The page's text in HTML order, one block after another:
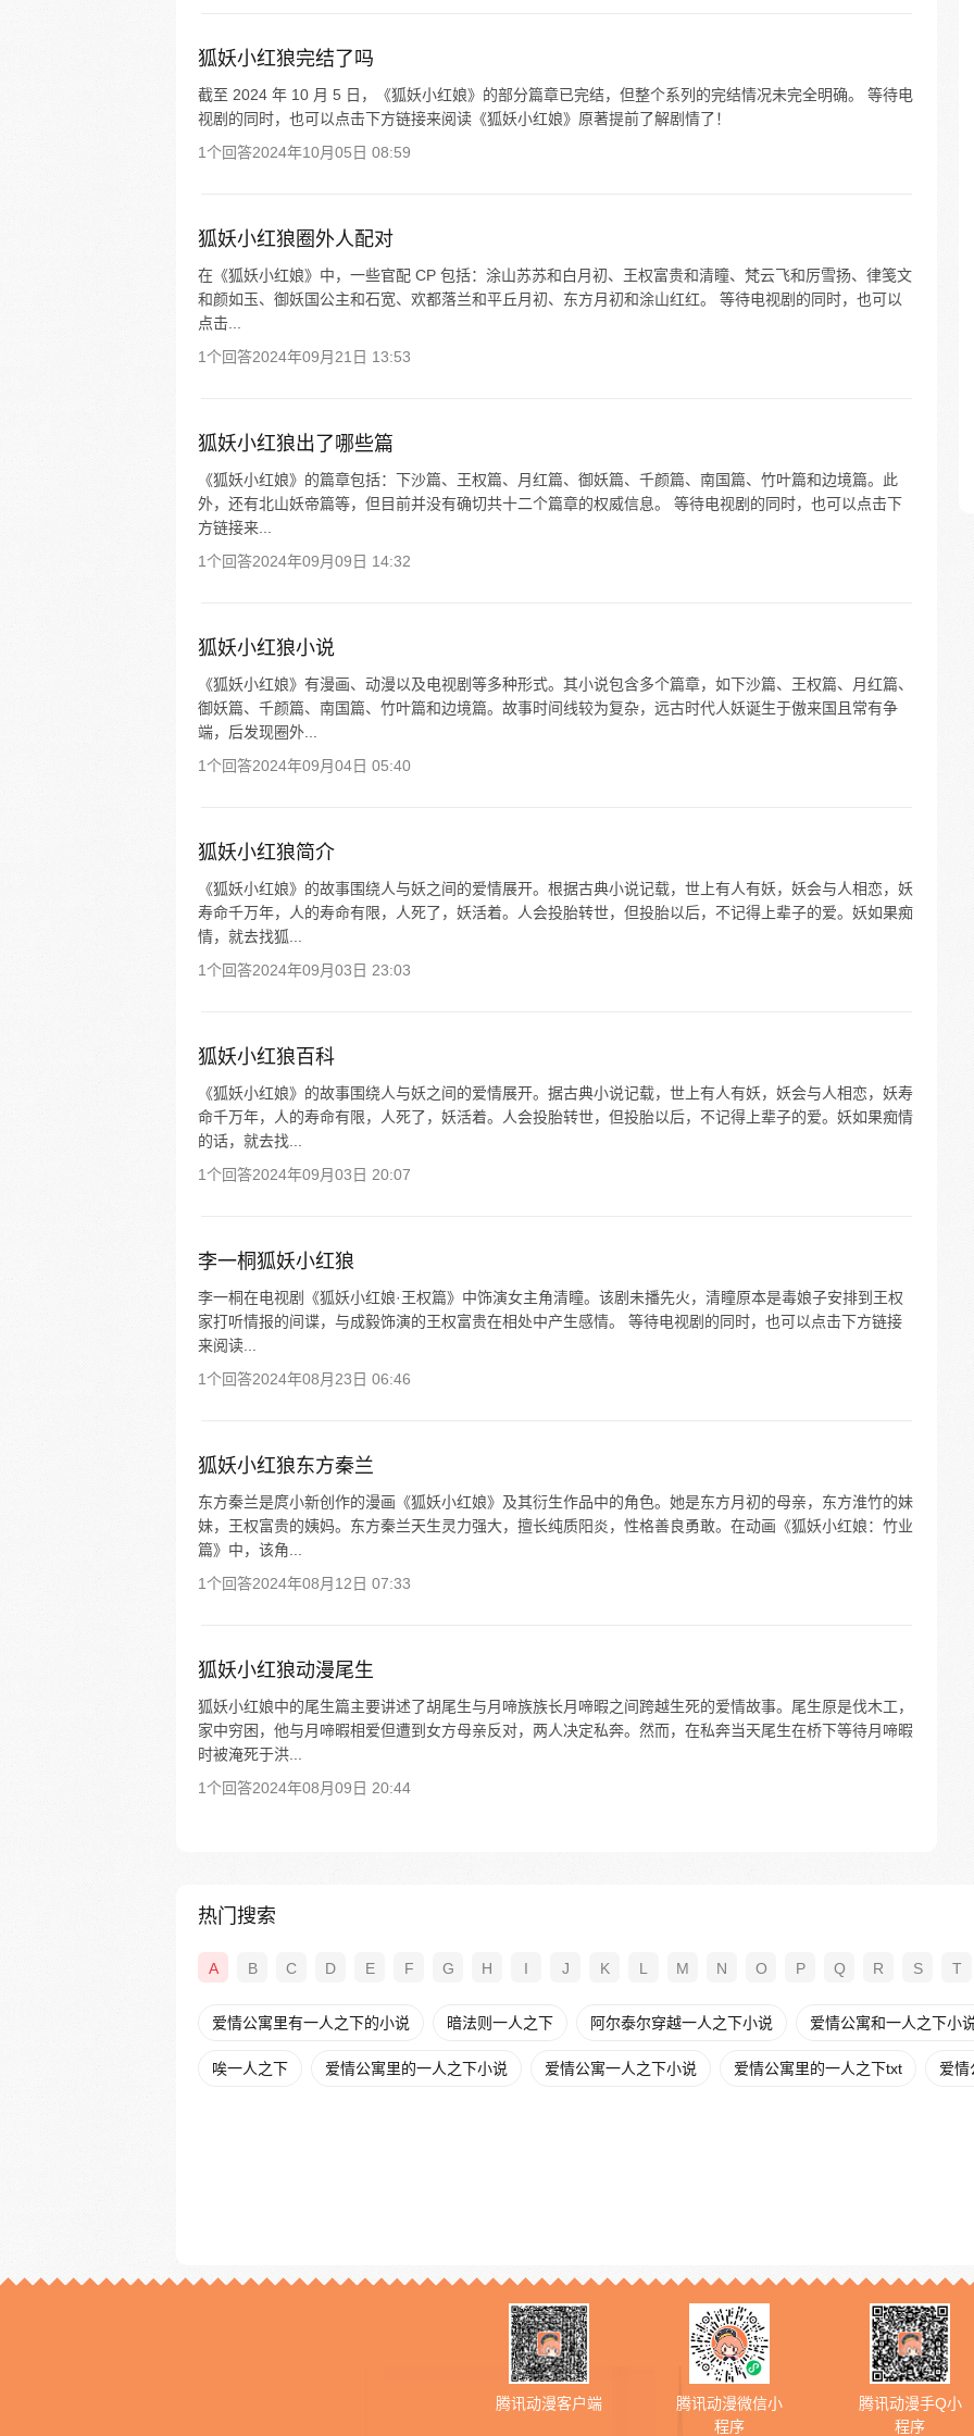
狐妖小红狼完结了吗
截至 2024 年 10 月 5 日，《狐妖小红娘》的部分篇章已完结，但整个系列的完结情况未完全明确。 等待电
视剧的同时，也可以点击下方链接来阅读《狐妖小红娘》原著提前了解剧情了！
1个回答2024年10月05日 08:59
狐妖小红狼圈外人配对
在《狐妖小红娘》中，一些官配 CP 包括：涂山苏苏和白月初、王权富贵和清瞳、梵云飞和厉雪扬、律笺文
和颜如玉、御妖国公主和石宽、欢都落兰和平丘月初、东方月初和涂山红红。 等待电视剧的同时，也可以
点击...
1个回答2024年09月21日 13:53
狐妖小红狼出了哪些篇
《狐妖小红娘》的篇章包括：下沙篇、王权篇、月红篇、御妖篇、千颜篇、南国篇、竹叶篇和边境篇。此
外，还有北山妖帝篇等，但目前并没有确切共十二个篇章的权威信息。 等待电视剧的同时，也可以点击下
方链接来...
1个回答2024年09月09日 14:32
狐妖小红狼小说
《狐妖小红娘》有漫画、动漫以及电视剧等多种形式。其小说包含多个篇章，如下沙篇、王权篇、月红篇、
御妖篇、千颜篇、南国篇、竹叶篇和边境篇。故事时间线较为复杂，远古时代人妖诞生于傲来国且常有争
端，后发现圈外...
1个回答2024年09月04日 05:40
狐妖小红狼简介
《狐妖小红娘》的故事围绕人与妖之间的爱情展开。根据古典小说记载，世上有人有妖，妖会与人相恋，妖
寿命千万年，人的寿命有限，人死了，妖活着。人会投胎转世，但投胎以后，不记得上辈子的爱。妖如果痴
情，就去找狐...
1个回答2024年09月03日 23:03
狐妖小红狼百科
《狐妖小红娘》的故事围绕人与妖之间的爱情展开。据古典小说记载，世上有人有妖，妖会与人相恋，妖寿
命千万年，人的寿命有限，人死了，妖活着。人会投胎转世，但投胎以后，不记得上辈子的爱。妖如果痴情
的话，就去找...
1个回答2024年09月03日 20:07
李一桐狐妖小红狼
李一桐在电视剧《狐妖小红娘·王权篇》中饰演女主角清瞳。该剧未播先火，清瞳原本是毒娘子安排到王权
家打听情报的间谍，与成毅饰演的王权富贵在相处中产生感情。 等待电视剧的同时，也可以点击下方链接
来阅读...
1个回答2024年08月23日 06:46
狐妖小红狼东方秦兰
东方秦兰是庹小新创作的漫画《狐妖小红娘》及其衍生作品中的角色。她是东方月初的母亲，东方淮竹的妹
妹，王权富贵的姨妈。东方秦兰天生灵力强大，擅长纯质阳炎，性格善良勇敢。在动画《狐妖小红娘：竹业
篇》中，该角...
1个回答2024年08月12日 07:33
狐妖小红狼动漫尾生
狐妖小红娘中的尾生篇主要讲述了胡尾生与月啼族族长月啼暇之间跨越生死的爱情故事。尾生原是伐木工，
家中穷困，他与月啼暇相爱但遭到女方母亲反对，两人决定私奔。然而，在私奔当天尾生在桥下等待月啼暇
时被淹死于洪...
1个回答2024年08月09日 20:44
热门搜索
A B C D E F G H I J K L M N O P Q R S T
爱情公寓里有一人之下的小说 暗法则一人之下 阿尔泰尔穿越一人之下小说 爱情公寓和一人之下小
唉一人之下 爱情公寓里的一人之下小说 爱情公寓一人之下小说 爱情公寓里的一人之下txt 爱情
腾讯动漫客户端
腾讯动漫微信小
程序
腾讯动漫手Q小
程序